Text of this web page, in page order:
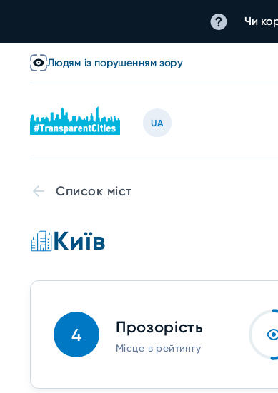
Чи
Людям із порушенням зору
UA
Список міст
Київ
4 Прозорість
Місце в рейтингу